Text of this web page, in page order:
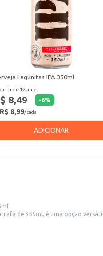
Lagunitas IPA 350ml
de 12 unid.
8,49 -6%
R$ 8,99/ cada
ADICIONAR
Sua praticidade em formato long neck a torna ideal para revenda